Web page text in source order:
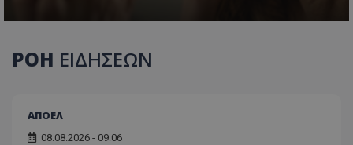
ΡΟΗ ΕΙΔΗΣΕΩΝ
ΑΠΟΕΛ
08.08.2026 - 09:06